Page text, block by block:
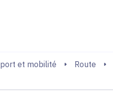
et mobilité Route